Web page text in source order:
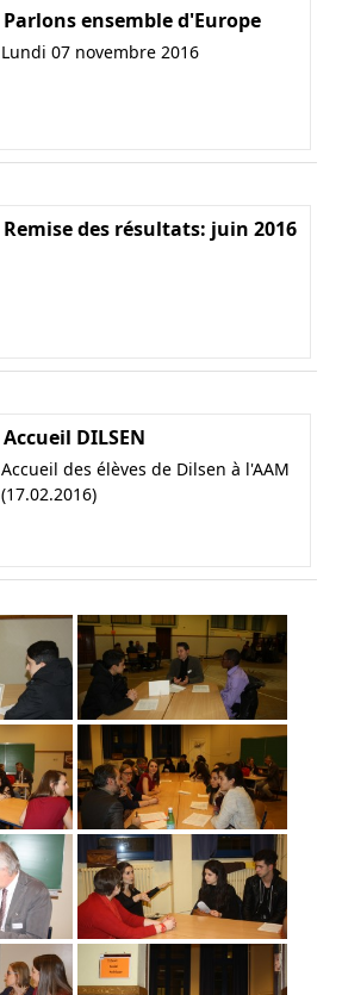
Parlons ensemble d'Europe
Lundi 07 novembre 2016
Remise des résultats: juin 2016
Accueil DILSEN
Accueil des élèves de Dilsen à l'AAM
(17.02.2016)